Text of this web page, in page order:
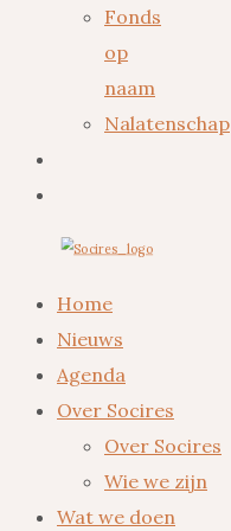
Fonds
op
naam
Nalatenschap
Home
Nieuws
Agenda
Over Socires
Over Socires
Wie we zijn
Wat we doen